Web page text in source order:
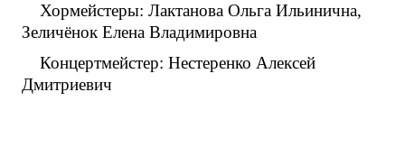
Хормейстеры: Лактанова Ольга Ильинична,
Зеличёнок Елена Владимировна
Концертмейстер: Нестеренко Алексей
Дмитриевич